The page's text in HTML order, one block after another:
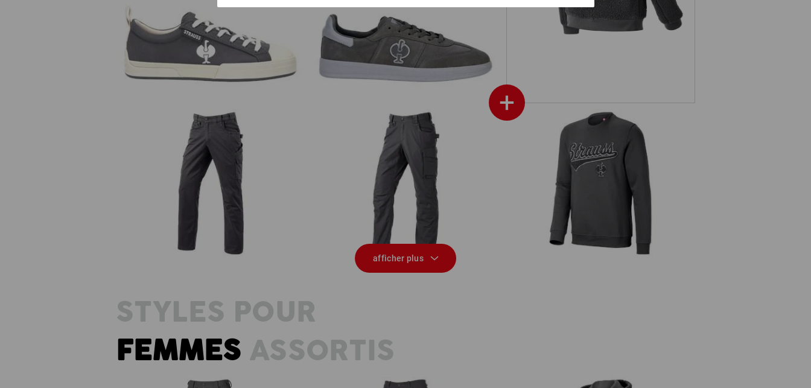
+
S1 Chaussures basses de sécurité e.s.
Yatala low
O1 Chaussures de travail e.s.
Brockton low
Pantalon à taille élastique e.s.e:pic
Pantalon à taille élastique e.s.e:pic
ripstop
Sweatshirt e.s.e:pic
afficher plus
STYLES POUR
FEMMESASSORTIS